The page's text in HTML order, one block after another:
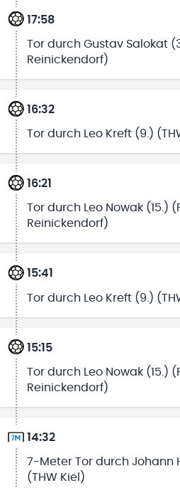
17:58
Tor durch Gustav Salokat
Reinickendorf)
16:32
Tor durch Leo Kreft (9.)
16:21
Tor durch Leo Nowak (15.)
Reinickendorf)
15:41
Tor durch Leo Kreft (9.)
15:15
Tor durch Leo Nowak (15.)
Reinickendorf)
14:32
7-Meter Tor durch Johann
(THW Kiel)